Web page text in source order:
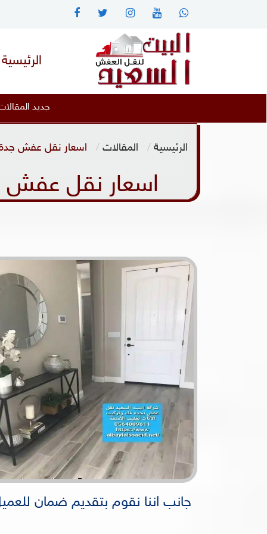
الرئيسية
أفضل نقل دبش العروسة دبش البيت
الرئيسية المقالات اسعار نقل عفش جدة خصم 30% نقل عفش
اسعار نقل عفش جدة خصم 30%
جانب اننا نقوم بتقديم ضمان